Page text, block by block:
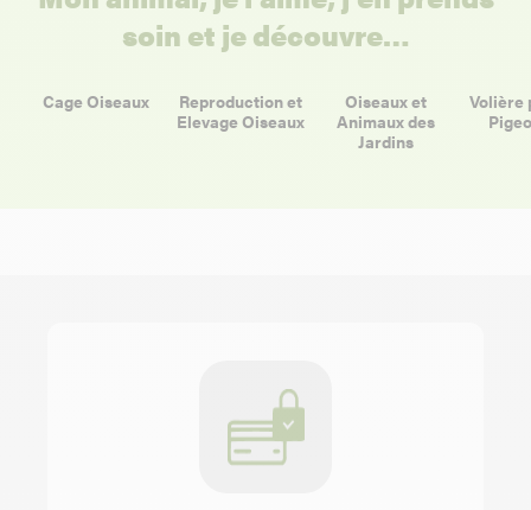
soin et je découvre…
Cage Oiseaux
Reproduction et
Elevage Oiseaux
Oiseaux et
Animaux des
Jardins
Volière